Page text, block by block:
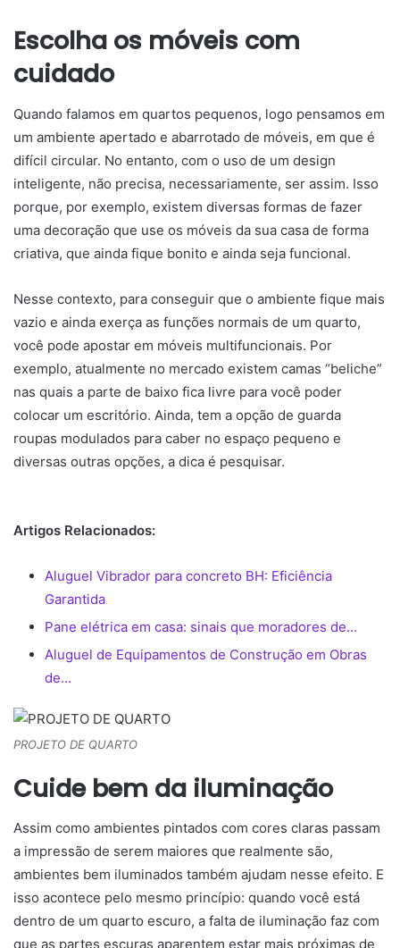
Escolha os móveis com
cuidado
Quando falamos em quartos pequenos, logo pensamos em
um ambiente apertado e abarrotado de móveis, em que é
difícil circular. No entanto, com o uso de um design
inteligente, não precisa, necessariamente, ser assim. Isso
porque, por exemplo, existem diversas formas de fazer
uma decoração que use os móveis da sua casa de forma
criativa, que ainda fique bonito e ainda seja funcional.
Nesse contexto, para conseguir que o ambiente fique mais
vazio e ainda exerça as funções normais de um quarto,
você pode apostar em móveis multifuncionais. Por
exemplo, atualmente no mercado existem camas “beliche”
nas quais a parte de baixo fica livre para você poder
colocar um escritório. Ainda, tem a opção de guarda
roupas modulados para caber no espaço pequeno e
diversas outras opções, a dica é pesquisar.
Artigos Relacionados:
Aluguel Vibrador para concreto BH: Eficiência
Garantida
Pane elétrica em casa: sinais que moradores de…
Aluguel de Equipamentos de Construção em Obras
de…
PROJETO DE QUARTO
Cuide bem da iluminação
Assim como ambientes pintados com cores claras passam
a impressão de serem maiores que realmente são,
ambientes bem iluminados também ajudam nesse efeito. E
isso acontece pelo mesmo princípio: quando você está
dentro de um quarto escuro, a falta de iluminação faz com
que as partes escuras aparentem estar mais próximas de